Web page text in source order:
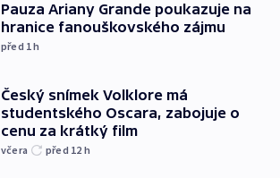
Pauza Ariany Grande poukazuje na
hranice fanouškovského zájmu
před 1h
Český snímek Volklore má
studentského Oscara, zabojuje o
cenu za krátký film
včera před 12 h